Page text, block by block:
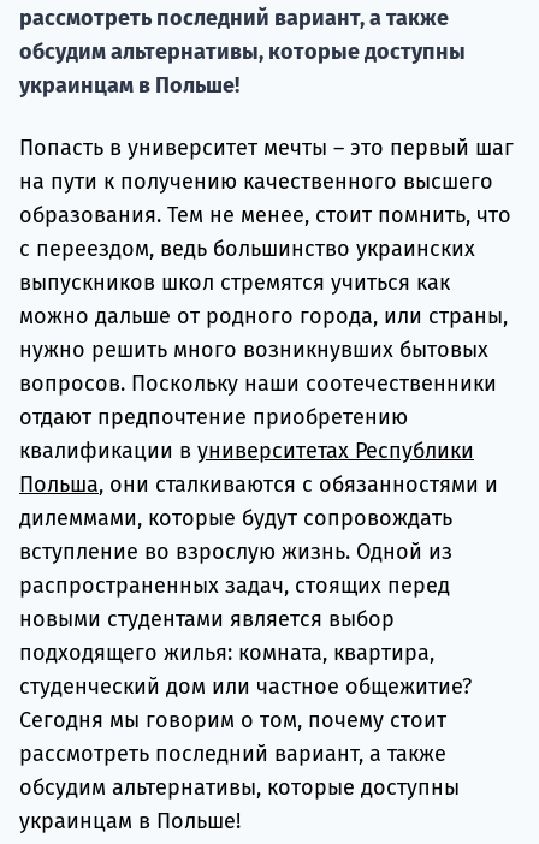
рассмотреть последний вариант, а также
обсудим альтернативы, которые доступны
украинцам в Польше!
Попасть в университет мечты – это первый шаг
на пути к получению качественного высшего
образования. Тем не менее, стоит помнить, что
с переездом, ведь большинство украинских
выпускников школ стремятся учиться как
можно дальше от родного города, или страны,
нужно решить много возникнувших бытовых
вопросов. Поскольку наши соотечественники
отдают предпочтение приобретению
квалификации в университетах Республики
Польша, они сталкиваются с обязанностями и
дилеммами, которые будут сопровождать
вступление во взрослую жизнь. Одной из
распространенных задач, стоящих перед
новыми студентами является выбор
подходящего жилья: комната, квартира,
студенческий дом или частное общежитие?
Сегодня мы говорим о том, почему стоит
рассмотреть последний вариант, а также
обсудим альтернативы, которые доступны
украинцам в Польше!